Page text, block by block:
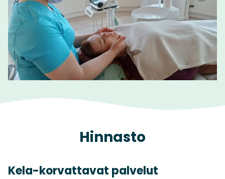
Hinnasto
Kela-korvattavat palvelut